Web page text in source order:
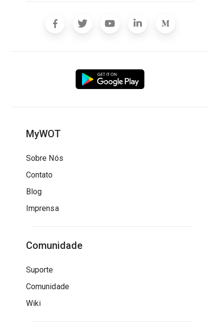
MyWOT
Sobre Nós
Contato
Blog
Imprensa
Comunidade
Suporte
Comunidade
Wiki